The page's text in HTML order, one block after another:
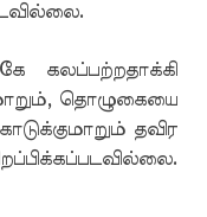
கலப்பற்றதாக்கி
தொழுகையை
தவிர